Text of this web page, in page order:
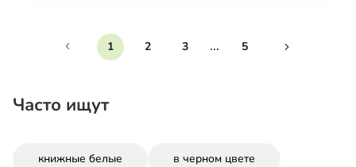
1 2 3 ... 5
Часто ищут
книжные белые в черном цвете